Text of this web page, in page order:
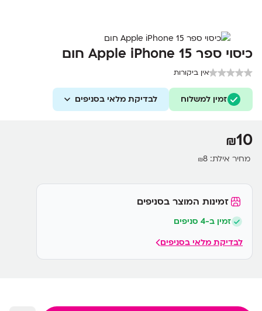
כיסוי ספר Apple iPhone 15 חום
אין ביקורות
זמין למשלוח לבדיקת מלאי בסניפים
₪10
מחיר אילת: ₪8
זמינות המוצר בסניפים
זמין ב-4 סניפים
לבדיקת מלאי בסניפים